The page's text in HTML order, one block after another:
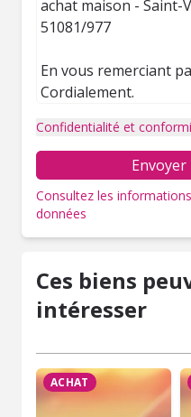
Confidentialité et
Consultez les
données
Ces biens
intéresser
ACHAT